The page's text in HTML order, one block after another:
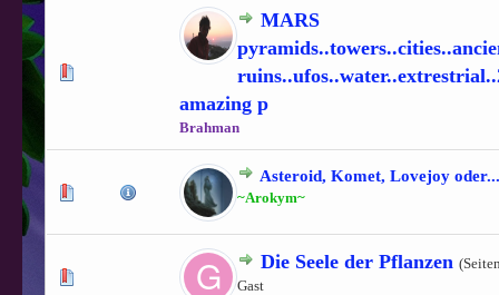
MARS
amazing p
Brahman
1 Bewertung(en) - 5 von 5 durchschnittlich
345
Asteroid, Komet, Lovejoy
~Arokym~
0 Bewertung(en) - 0 von 5 durchschnittlich
1 3 45
Die Seele der Pflanzen
Gast
1 Bewertung(en) - 1 von 5 durchschnittlich
12 345